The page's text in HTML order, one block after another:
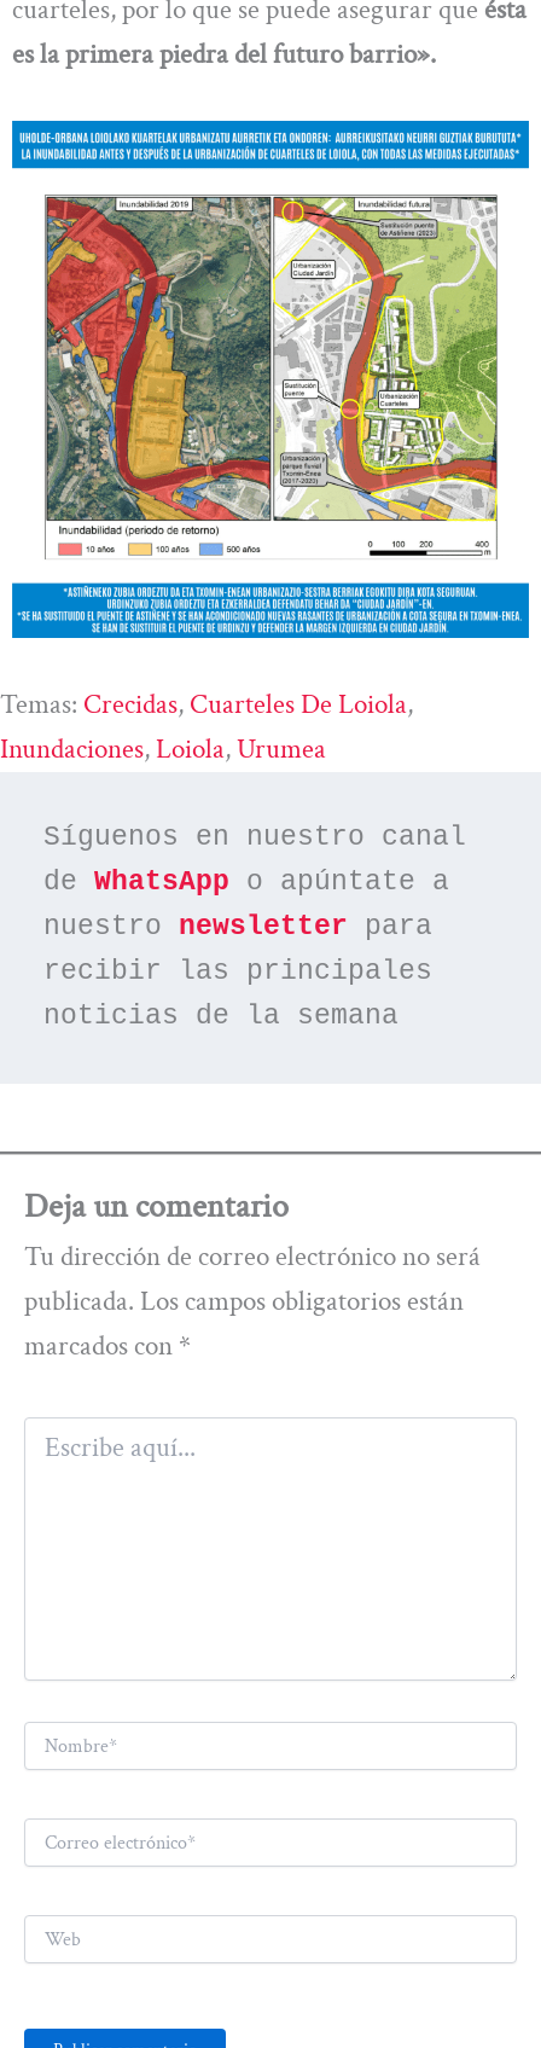
cuarteles, por lo que se puede asegurar que ésta
es la primera piedra del futuro barrio».
Temas: Crecidas, Cuarteles De Loiola
Inundaciones, Loiola, Urumea
Síguenos en nuestro canal
de WhatsApp o apúntate a
nuestro newsletter para
recibir las principales
noticias de la semana
Deja un comentario
Tu dirección de correo electrónico no será
publicada. Los campos obligatorios están
marcados con *
Escribe
aquí...
Nombre*
Correo
electrónico*
Web